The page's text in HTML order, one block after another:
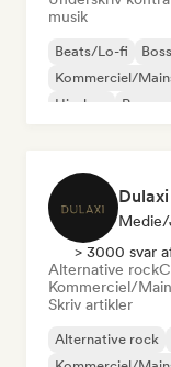
musik
Beats/Lo-fi
Kommerciel/
Hip-hop
Pop-
Dulaxi
> 3000 svar
Alternative rock
Kommerciel/
Skriv artikler
Alternative rock